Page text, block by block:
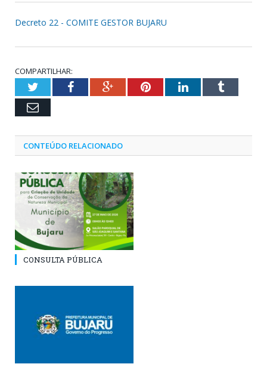
Decreto 22 - COMITE GESTOR BUJARU
COMPARTILHAR:
TwitterFacebookGoogle+PinterestLinkedInTumblr
Email
CONTEÚDO RELACIONADO
CONSULTA PÚBLICA